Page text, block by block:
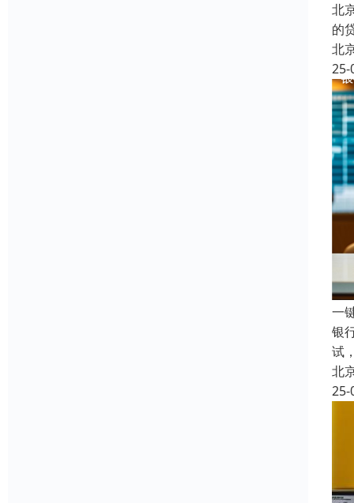
北
的
北
25-
一
银
试
北
25-